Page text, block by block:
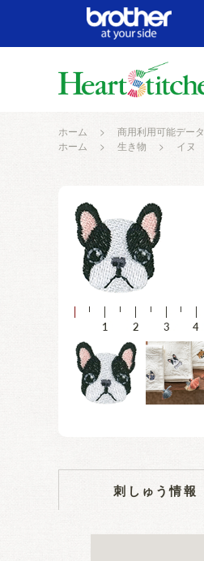
ホーム > 商用利用可能データ
ホーム
> 生き物 > イヌ
刺しゅう情報